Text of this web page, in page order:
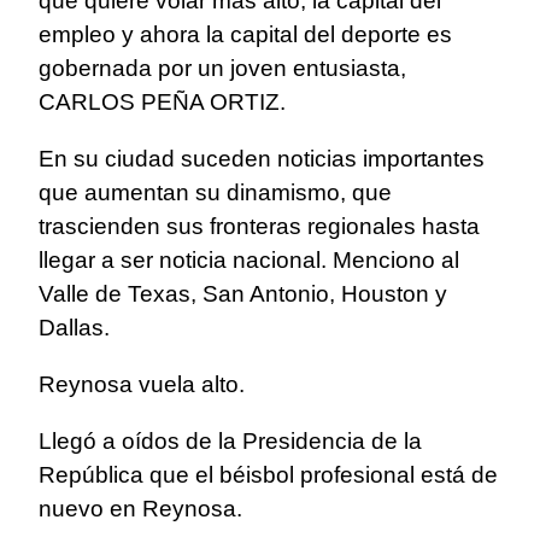
empleo y ahora la capital del deporte es
gobernada por un joven entusiasta,
CARLOS PEÑA ORTIZ.
En su ciudad suceden noticias importantes
que aumentan su dinamismo, que
trascienden sus fronteras regionales hasta
llegar a ser noticia nacional. Menciono al
Valle de Texas, San Antonio, Houston y
Dallas.
Reynosa vuela alto.
Llegó a oídos de la Presidencia de la
República que el béisbol profesional está de
nuevo en Reynosa.